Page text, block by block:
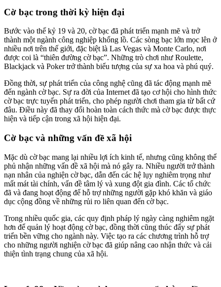
Cờ bạc trong thời kỳ hiện đại
Bước vào thế kỷ 19 và 20, cờ bạc đã phát triển mạnh mẽ và trở
thành một ngành công nghiệp khổng lồ. Các sòng bạc lớn mọc lên ở
nhiều nơi trên thế giới, đặc biệt là Las Vegas và Monte Carlo, nơi
được coi là “thiên đường cờ bạc”. Những trò chơi như Roulette,
Blackjack và Poker trở thành biểu tượng của sự xa hoa và phú quý.
Đồng thời, sự phát triển của công nghệ cũng đã tác động mạnh mẽ
đến ngành cờ bạc. Sự ra đời của Internet đã tạo cơ hội cho hình thức
cờ bạc trực tuyến phát triển, cho phép người chơi tham gia từ bất cứ
đâu. Điều này đã thay đổi hoàn toàn cách thức mà cờ bạc được thực
hiện và tiếp cận trong xã hội hiện đại.
Cờ bạc và những vấn đề xã hội
Mặc dù cờ bạc mang lại nhiều lợi ích kinh tế, nhưng cũng không thể
phủ nhận những vấn đề xã hội mà nó gây ra. Nhiều người trở thành
nạn nhân của nghiện cờ bạc, dẫn đến các hệ lụy nghiêm trọng như
mất mát tài chính, vấn đề tâm lý và xung đột gia đình. Các tổ chức
đã và đang hoạt động để hỗ trợ những người gặp khó khăn và giáo
dục cộng đồng về những rủi ro liên quan đến cờ bạc.
Trong nhiều quốc gia, các quy định pháp lý ngày càng nghiêm ngặt
hơn để quản lý hoạt động cờ bạc, đồng thời cũng thúc đẩy sự phát
triển bền vững cho ngành này. Việc tạo ra các chương trình hỗ trợ
cho những người nghiện cờ bạc đã giúp nâng cao nhận thức và cải
thiện tình trạng chung của xã hội.